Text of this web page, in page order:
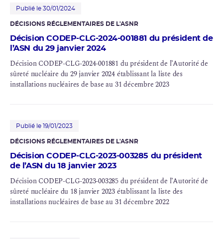
Publié le 30/01/2024
DÉCISIONS RÉGLEMENTAIRES DE L'ASNR
Décision CODEP-CLG-2024-001881 du président de
l’ASN du 29 janvier 2024
Décision CODEP-CLG-2024-001881 du président de l’Autorité de
sûreté nucléaire du 29 janvier 2024 établissant la liste des
installations nucléaires de base au 31 décembre 2023
Publié le 19/01/2023
DÉCISIONS RÉGLEMENTAIRES DE L'ASNR
Décision CODEP-CLG-2023-003285 du président
de l’ASN du 18 janvier 2023
Décision CODEP-CLG-2023-003285 du président de l’Autorité de
sûreté nucléaire du 18 janvier 2023 établissant la liste des
installations nucléaires de base au 31 décembre 2022